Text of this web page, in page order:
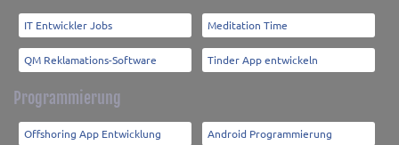
IT Entwickler Jobs Meditation Time
QM Reklamations-Software Tinder App entwickeln
Programmierung
Offshoring App Entwicklung Android Programmierung